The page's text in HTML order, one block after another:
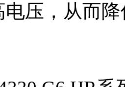
电压，从而